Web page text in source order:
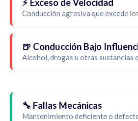
⚡ Exceso de Velocidad
Conducción agresiva que excede
🍺 Conducción Bajo
Alcohol, drogas u otras sustancias
🔧 Fallas Mecánicas
Mantenimiento deficiente o